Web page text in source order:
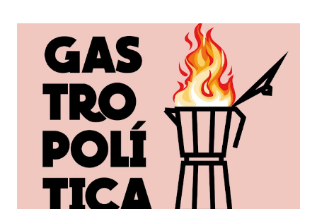
dirección de actuaciones e interpretaciones a la altura de
tamaña producción; y las que, con presupuesto o no, deben
cortar lazos aún con el vetusto radioteatro, nos entregan
actuaciones exageradas, guiones flojos y se escuchan desde el
vamos sin dirección clara: como resultado cuesta escucharlas y
pensamos que la ficción no es para nosotrxs ... Algún día
deberemos sentarnos a hablar seriamente del rol de dirección
en el podcast , que vale para cualquier g...